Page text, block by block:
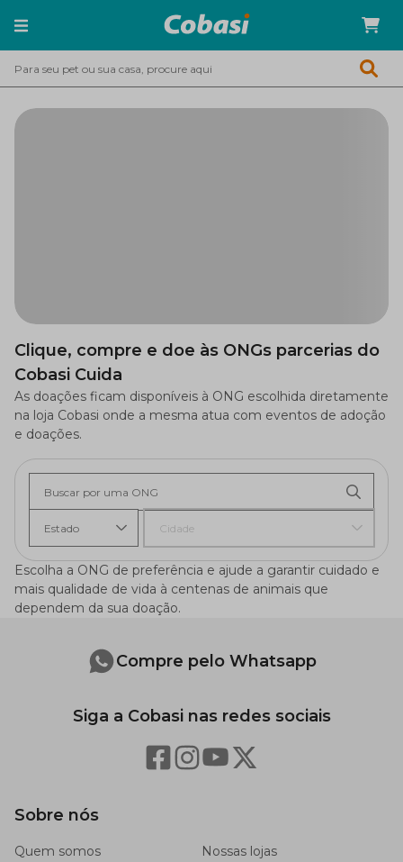
Clique, compre e doe às ONGs parcerias do
Cobasi Cuida
As doações ficam disponíveis à ONG escolhida diretamente
na loja Cobasi onde a mesma atua com eventos de adoção
e doações.
Buscar por uma ONG
Estado Cidade
Escolha a ONG de preferência e ajude a garantir cuidado e
mais qualidade de vida à centenas de animais que
dependem da sua doação.
Sobre nós
Quem somos
Nossas lojas
Compre pelo Whatsapp
Siga a Cobasi nas redes sociais